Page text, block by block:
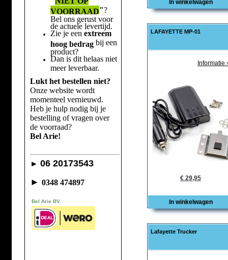
VOORRAAD"?
Bel ons gerust voor
de actuele levertijd.
Zie je een extreem
hoog bedragbij een
product?
Dan is dit helaas niet
meer leverbaar.
Lukt het bestellen niet?
Onze website wordt
momenteel vernieuwd.
Heb je hulp nodig bij je
bestelling of vragen over
de voorraad?
Bel Arie!
► 06 20173543
► 0348 474897
Bel Arie BV.
In winkelwagen
LAFAYETTE MP-01
Informatie
€ 29,95
In winkelwagen
Lafayette Trucker